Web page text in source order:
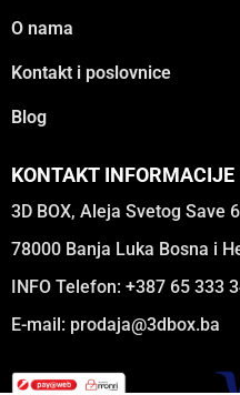
O nama
Kontakt i poslovnice
Blog
KONTAKT INFORMACIJE
3D BOX, Aleja Svetog Save
78000 Banja Luka Bosna i
INFO Telefon: +387 65 333
E-mail: prodaja@3dbox.ba